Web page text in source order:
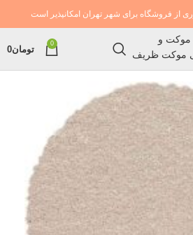
از فروشگاه برای شهر تهران امکانپذیر است
0
تومان0